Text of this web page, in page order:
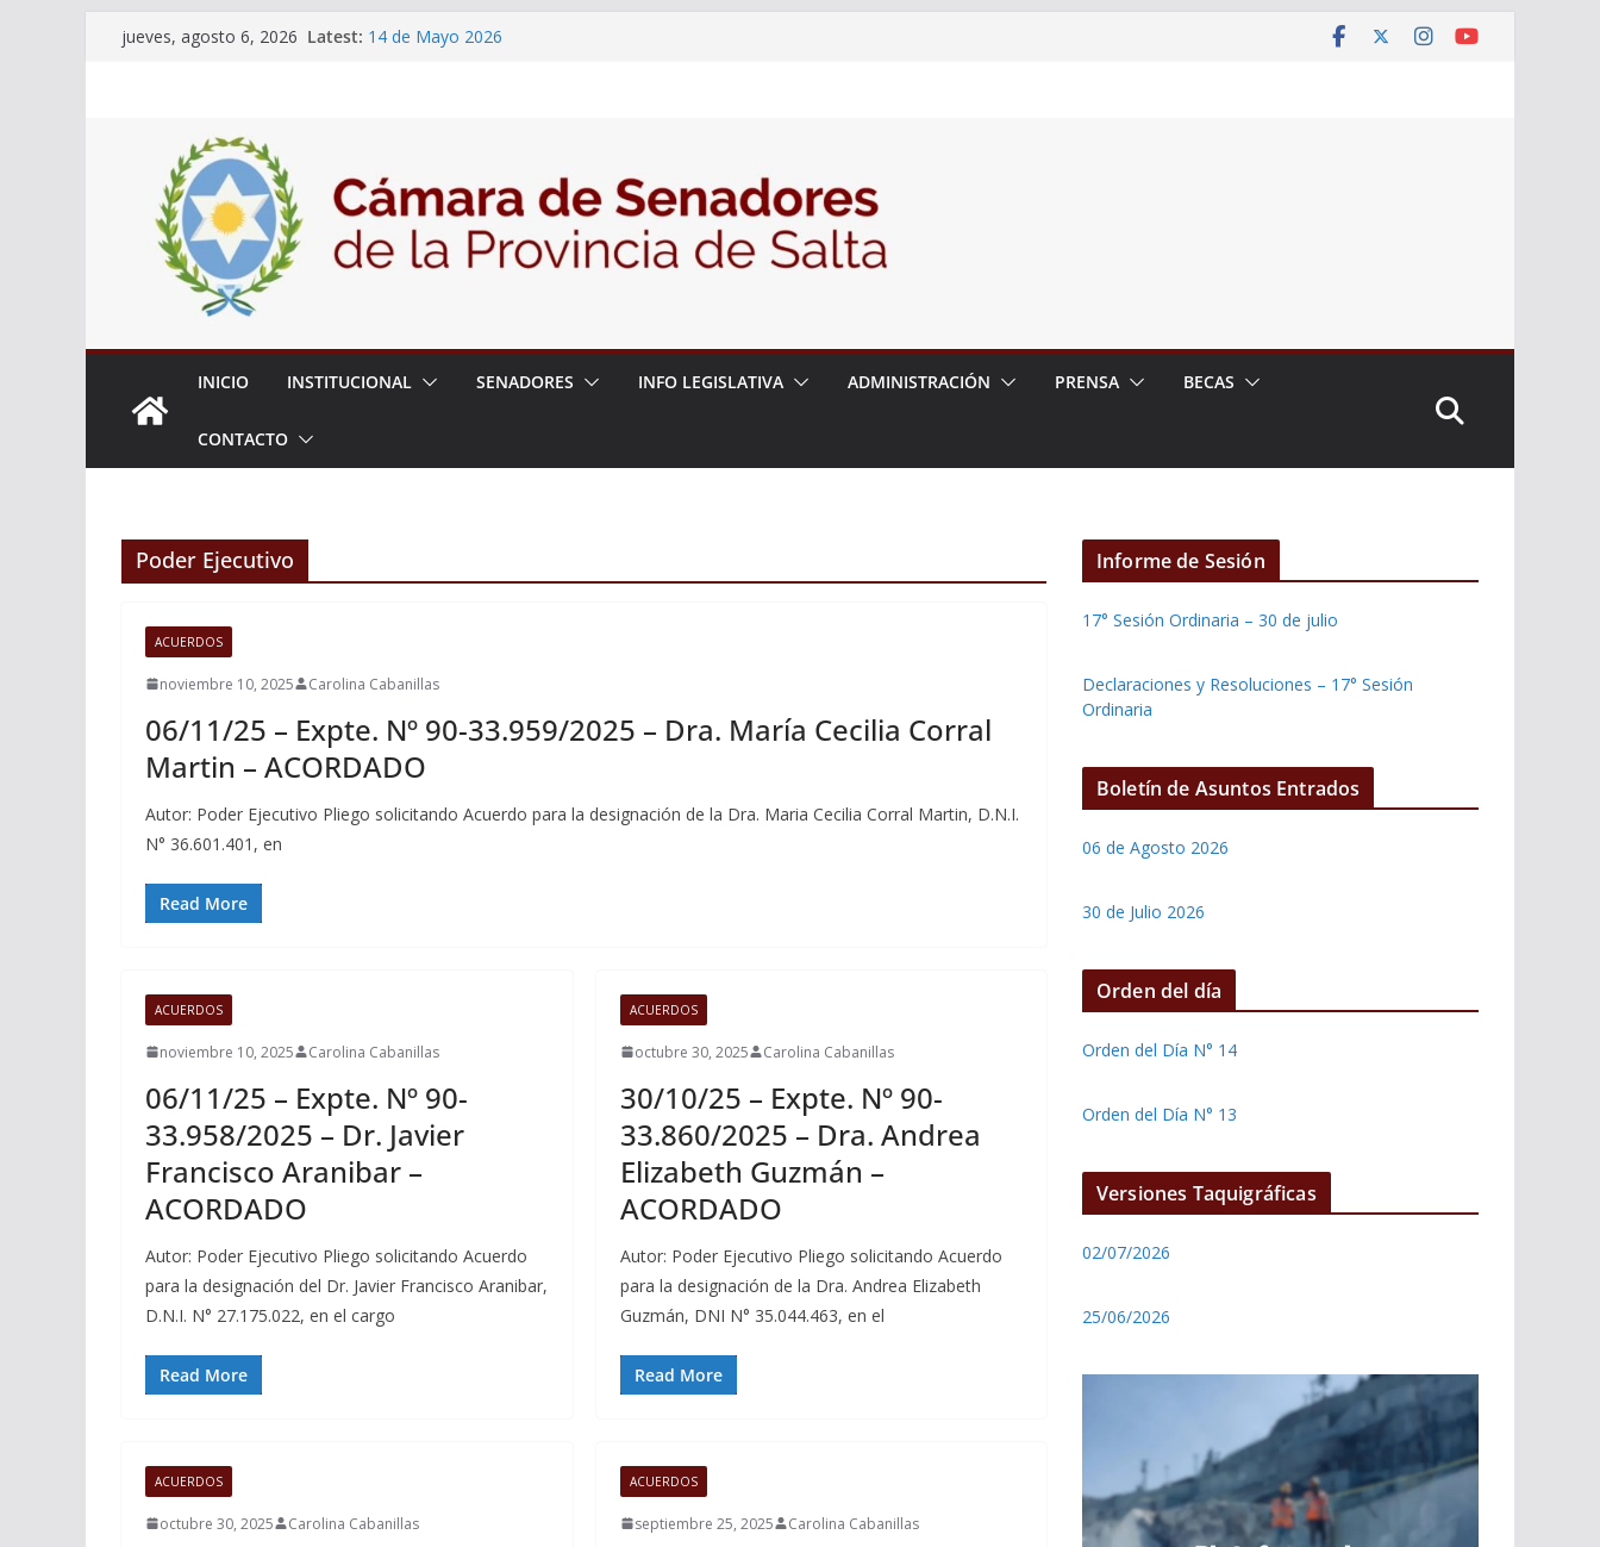
jueves, agosto 6, 2026 Latest: 14 de Mayo 2026
Adjudicacion Simple N° 27/26
INICIO INSTITUCIONAL SENADORES INFO LEGISLATIVA ADMINISTRACIÓN PRENSA BECAS
CONTACTO
Poder Ejecutivo
ACUERDOS
noviembre 10, 2025 Carolina Cabanillas
06/11/25 – Expte. Nº 90-33.959/2025 – Dra. María Cecilia Corral
Martin – ACORDADO
Autor: Poder Ejecutivo Pliego solicitando Acuerdo para la designación de la Dra. Maria Cecilia Corral Martin, D.N.I.
N° 36.601.401, en
Read More
ACUERDOS
noviembre 10, 2025 Carolina Cabanillas
06/11/25 – Expte. Nº 90-
33.958/2025 – Dr. Javier
Francisco Aranibar –
ACORDADO
Autor: Poder Ejecutivo Pliego solicitando Acuerdo
para la designación del Dr. Javier Francisco Aranibar,
D.N.I. N° 27.175.022, en el cargo
Read More
ACUERDOS
octubre 30, 2025 Carolina Cabanillas
30/10/25 – Expte. Nº 90-
33.860/2025 – Dra. Andrea
Elizabeth Guzmán –
ACORDADO
Autor: Poder Ejecutivo Pliego solicitando Acuerdo
para la designación de la Dra. Andrea Elizabeth
Guzmán, DNI N° 35.044.463, en el
Read More
ACUERDOS
octubre 30, 2025 Carolina Cabanillas
ACUERDOS
septiembre 25, 2025 Carolina Cabanillas
Informe de Sesión
17° Sesión Ordinaria – 30 de julio
Declaraciones y Resoluciones – 17° Sesión
Ordinaria
Boletín de Asuntos Entrados
06 de Agosto 2026
30 de Julio 2026
Orden del día
Orden del Día N° 14
Orden del Día N° 13
Versiones Taquigráficas
02/07/2026
25/06/2026